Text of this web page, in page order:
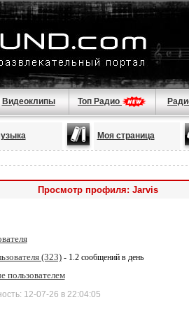
Видеоклипы Топ Радио
Моя страница
Просмотр профиля: Jarvis
(323)- 1.2 сообщений в день
пользователем
12-07-26 в 22:04:05